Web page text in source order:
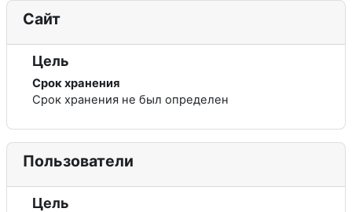
Сайт
Цель
Срок хранения
Срок хранения не был определен
Пользователи
Цель